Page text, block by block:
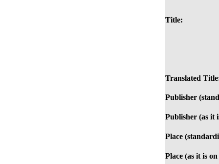
Title:
Translated
Publisher
Publisher (as it
Place
Place (as it is